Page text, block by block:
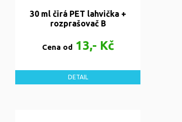
30 ml čirá PET lahvička +
rozprašovač B
Cena od13,- Kč
DETAIL